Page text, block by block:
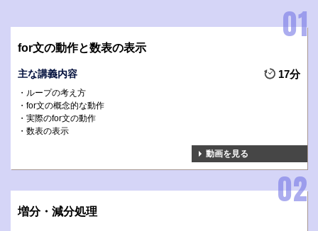
for文の動作と数表の表示
主な講義内容 17分
ループの考え方
for文の概念的な動作
実際のfor文の動作
数表の表示
動画を見る
増分・減分処理